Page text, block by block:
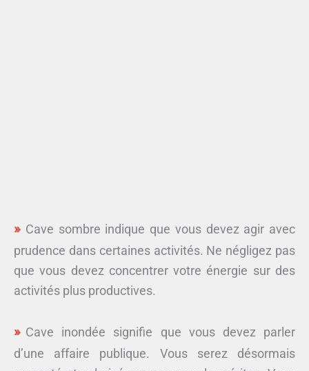
Cave sombre indique que vous devez agir avec
prudence dans certaines activités. Ne négligez pas
que vous devez concentrer votre énergie sur des
activités plus productives.
Cave inondée signifie que vous devez parler
d’une affaire publique. Vous serez désormais